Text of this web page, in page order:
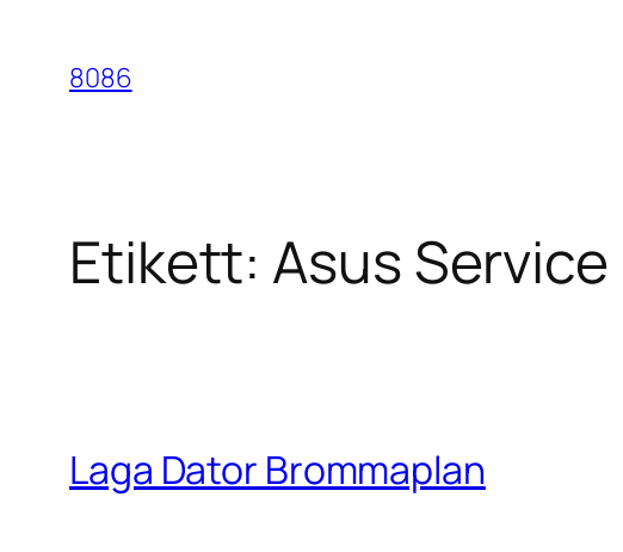
innehåll
8086
Etikett: Asus
Laga Dator Brommaplan